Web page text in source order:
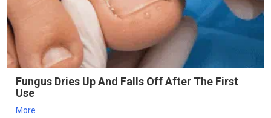
Fungus Dries Up And Falls Off After The First
Use
More